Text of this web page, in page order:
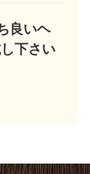
良いヘ
下さい